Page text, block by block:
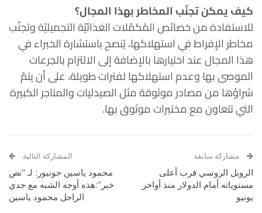
كيف يمكن تجنّب المخاطر بهذا المجال؟
للاستفادة من خصائص المُكمّلات الغذائيّة التجميليّة وتجنّب
مخاطر الإفراط في استهلاكها، يُنصح باستشارة الخبراء في
هذا المجال عند اختيارها بالإضافة إلى الالتزام بالجرعات
الموصى بها وعدم استهلاكها لفترات طويلة، على أن يتمّ
شراؤها من مصادر موثوقة مثل الصيدليات والمتاجر الكبيرة
التي تتعاون مع مختبرات موثوق بها.
مشاركة سابقة
الروبل الروسي قرب أعلى
مستوياته أمام الدولار منذ أواخر
يونيو
المشاركة التالية
محمود ياسين جونيور: لـ “نص
خبر”:هذه أوجه الشبه مع جدي
الراحل محمود ياسين